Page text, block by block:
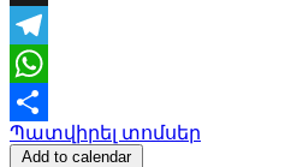
X
Telegram
WhatsApp
Share
Պատվիրել տոմսեր
Add to calendar